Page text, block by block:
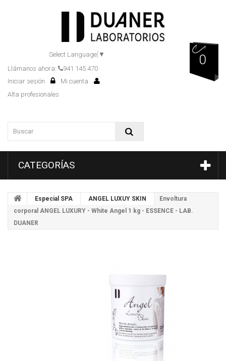
0
Select Language ▼
Llámanos ahora:
941 145 470
Iniciar sesión
Mi cuenta
Alta profesionales
CATEGORÍAS
Especial SPA ANGEL LUXUY SKIN
Envoltura
corporal ANGEL LUXURY - White Angel 1 kg - ESSENCE - LAB.
DUANER